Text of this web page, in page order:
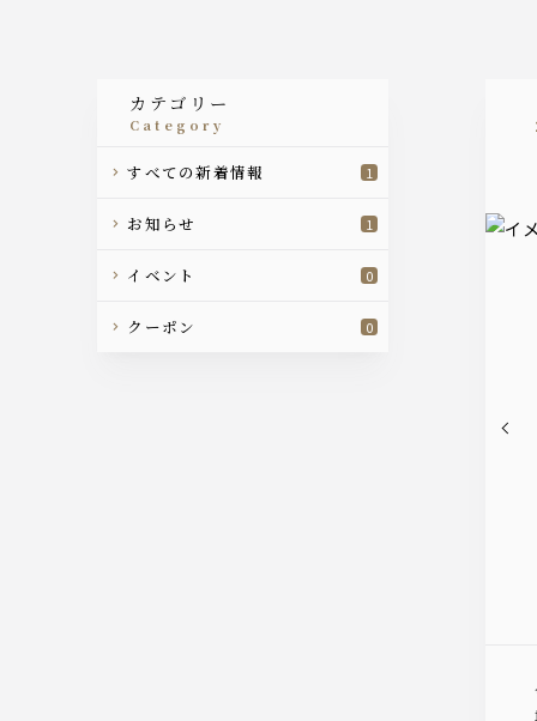
カテゴリー
category
すべての新着情報 1
お知らせ 1
イベント 0
クーポン 0